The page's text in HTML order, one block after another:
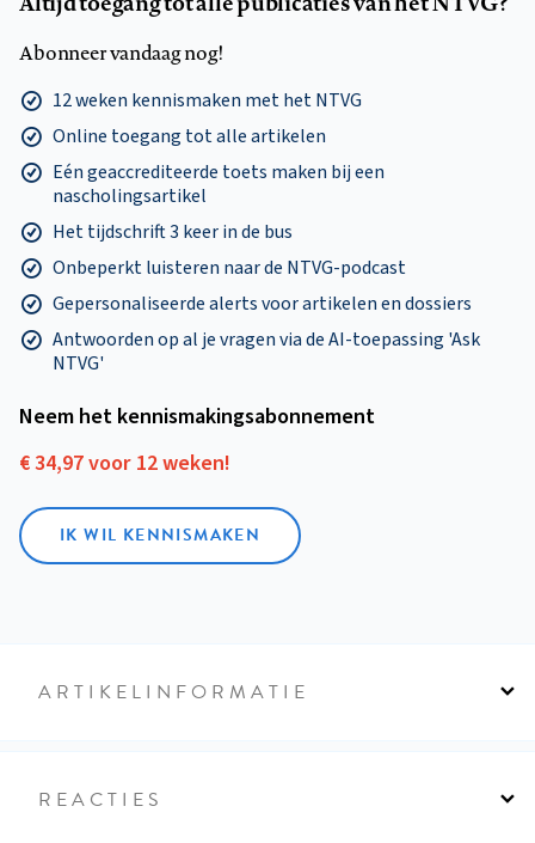
Abonneer vandaag nog!
12 weken kennismaken met het NTVG
Online toegang tot alle artikelen
Eén geaccrediteerde toets maken bij een
nascholingsartikel
Het tijdschrift 3 keer in de bus
Onbeperkt luisteren naar de NTVG-podcast
Gepersonaliseerde alerts voor artikelen en dossiers
Antwoorden op al je vragen via de AI-toepassing 'Ask
NTVG'
Neem het kennismakings­abonnement
€ 34,97 voor 12 weken!
IK WIL KENNISMAKEN
ARTIKELINFORMATIE
REACTIES